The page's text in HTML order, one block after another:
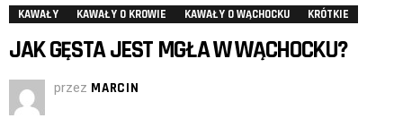
KAWAŁY KAWAŁY O KROWIE KAWAŁY O WĄCHOCKU KRÓTKIE
JAK GĘSTA JEST MGŁA W WĄCHOCKU?
przez MARCIN